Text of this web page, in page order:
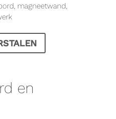
magneetwand,
en